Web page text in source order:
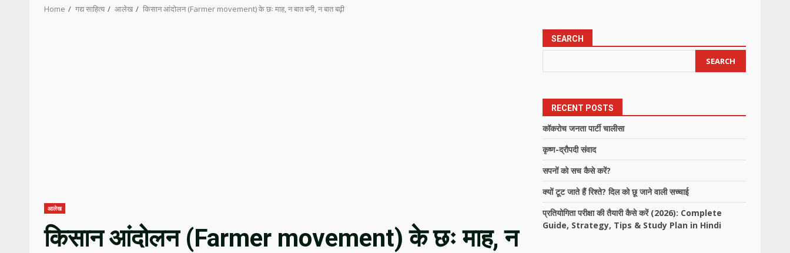
Home गद्य साहित्य आलेख किसान आंदोलन (Farmer movement) के छः माह, न बात बनी, न बात बढ़ी
आलेख
किसान आंदोलन (Farmer movement) के छः माह, न
SEARCH
SEARCH
RECENT POSTS
कॉकरोच जनता पार्टी चालीसा
कृष्ण-द्रौपदी संवाद
सपनों को सच कैसे करें?
क्यों टूट जाते हैं रिश्ते? दिल को छू जाने वाली सच्चाई
प्रतियोगिता परीक्षा की तैयारी कैसे करें (2026): Complete
Guide, Strategy, Tips & Study Plan in Hindi